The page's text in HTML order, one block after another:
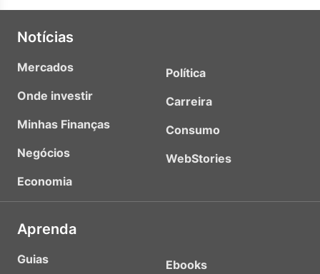
Notícias
Mercados
Onde investir
Minhas Finanças
Negócios
Economia
Política
Carreira
Consumo
WebStories
Aprenda
Guias
Ebooks